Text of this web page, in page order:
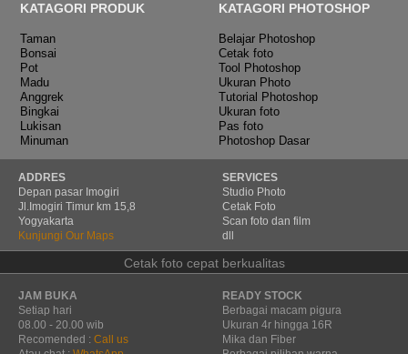
KATAGORI PRODUK KATAGORI PHOTOSHOP
Taman
Bonsai
Pot
Madu
Anggrek
Bingkai
Lukisan
Minuman
Belajar Photoshop
Cetak foto
Tool Photoshop
Ukuran Photo
Tutorial Photoshop
Ukuran foto
Pas foto
Photoshop Dasar
ADDRES
Depan pasar Imogiri
Jl.Imogiri Timur km 15,8
Yogyakarta
Kunjungi Our Maps
SERVICES
Studio Photo
Cetak Foto
Scan foto dan film
dll
Cetak foto cepat berkualitas
JAM BUKA
Setiap hari
08.00 - 20.00 wib
Recomended : Call us
READY STOCK
Berbagai macam pigura
Ukuran 4r hingga 16R
Mika dan Fiber